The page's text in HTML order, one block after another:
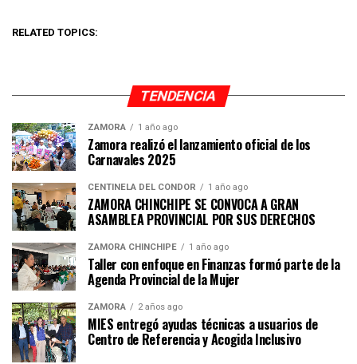
RELATED TOPICS:
TENDENCIA
ZAMORA 1 año ago
Zamora realizó el lanzamiento oficial de los
Carnavales 2025
CENTINELA DEL CÓNDOR 1 año ago
ZAMORA CHINCHIPE SE CONVOCA A GRAN
ASAMBLEA PROVINCIAL POR SUS DERECHOS
ZAMORA CHINCHIPE 1 año ago
Taller con enfoque en Finanzas formó parte de la
Agenda Provincial de la Mujer
ZAMORA 2 años ago
MIES entregó ayudas técnicas a usuarios de
Centro de Referencia y Acogida Inclusivo